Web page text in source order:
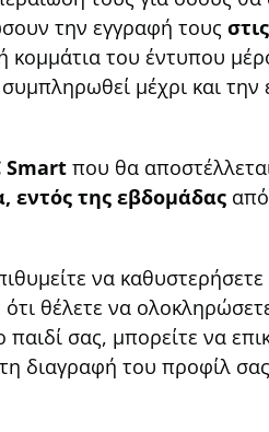
την εγγραφή τους
του έντυπου
μέχρι και την
Smart που θα
της εβδομάδας
να
θέλετε να
σας, μπορείτε να
διαγραφή του προφίλ